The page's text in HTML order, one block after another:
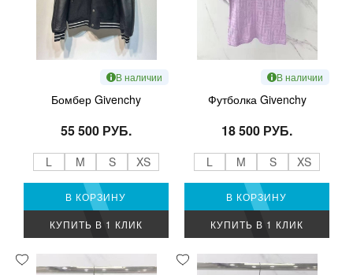
В наличии
Бомбер Givenchy
55 500 РУБ.
L M S XS
В КОРЗИНУ
КУПИТЬ В 1 КЛИК
В наличии
Футболка Givenchy
18 500 РУБ.
L M S XS
В КОРЗИНУ
КУПИТЬ В 1 КЛИК